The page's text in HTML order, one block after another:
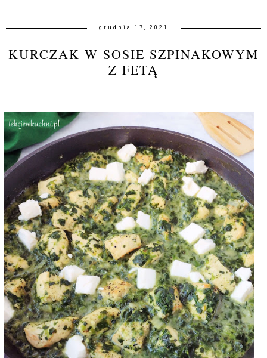
grudnia 17, 2021
KURCZAK W SOSIE SZPINAKOWYM
Z FETĄ